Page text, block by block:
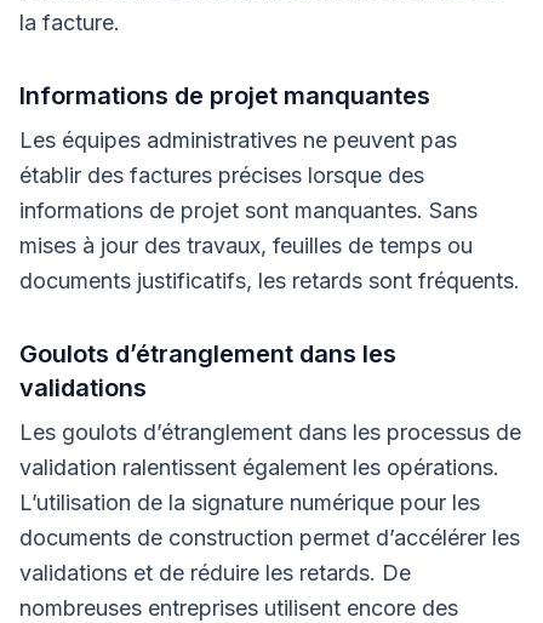
la facture.
Informations de projet manquantes
Les équipes administratives ne peuvent pas
établir des factures précises lorsque des
informations de projet sont manquantes. Sans
mises à jour des travaux, feuilles de temps ou
documents justificatifs, les retards sont fréquents.
Goulots d’étranglement dans les
validations
Les goulots d’étranglement dans les processus de
validation ralentissent également les opérations.
L’utilisation de la signature numérique pour les
documents de construction permet d’accélérer les
validations et de réduire les retards. De
nombreuses entreprises utilisent encore des